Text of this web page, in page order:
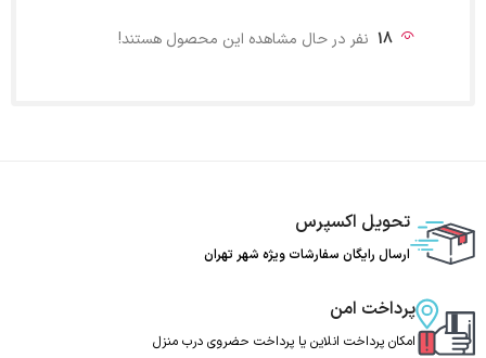
18 نفر در حال مشاهده این محصول هستند!
تحویل اکسپرس
ارسال رایگان سفارشات ویژه شهر تهران
پرداخت امن
امکان پرداخت انلاین یا پرداخت حضروی درب منزل